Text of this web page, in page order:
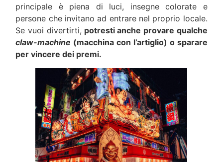
principale è piena di luci, insegne colorate e
persone che invitano ad entrare nel proprio locale.
Se vuoi divertirti, potresti anche provare qualche
claw-machine (macchina con l’artiglio) o sparare
per vincere dei premi.